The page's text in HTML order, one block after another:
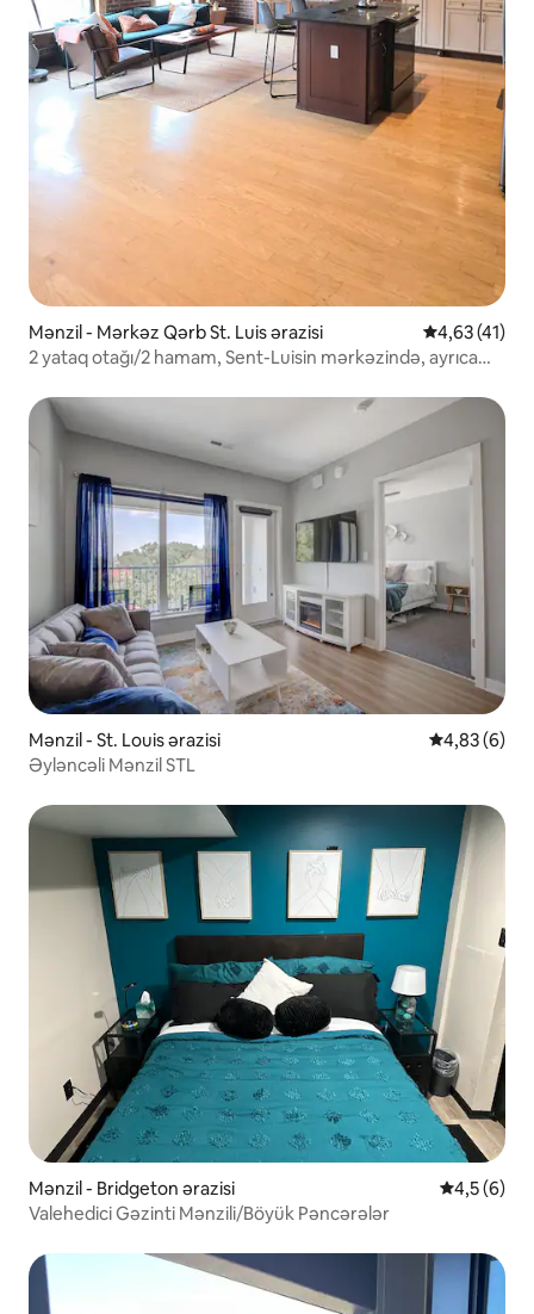
Mənzil - Mərkəz Qərb St. Luis ərazisi Ortalama
4,63 (41)
2 yataq otağı/2 hamam, Sent-Luisin mərkəzində, ayrıca
Mənzil - St. Louis ərazisi Ortalama
4,83 (6)
Əyləncəli Mənzil STL
Mənzil - Bridgeton ərazisi Ortalama
4,5 (6)
Valehedici Gəzinti Mənzili/Böyük Pəncərələr